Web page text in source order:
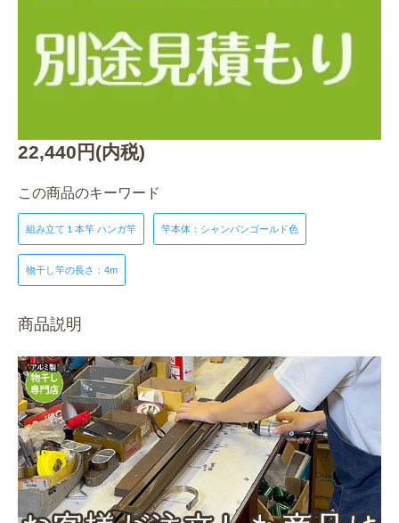
22,440円(内税)
この商品のキーワード
組み立て１本竿 ハンガ竿 竿本体：シャンパンゴールド色
物干し竿の長さ：4m
商品説明